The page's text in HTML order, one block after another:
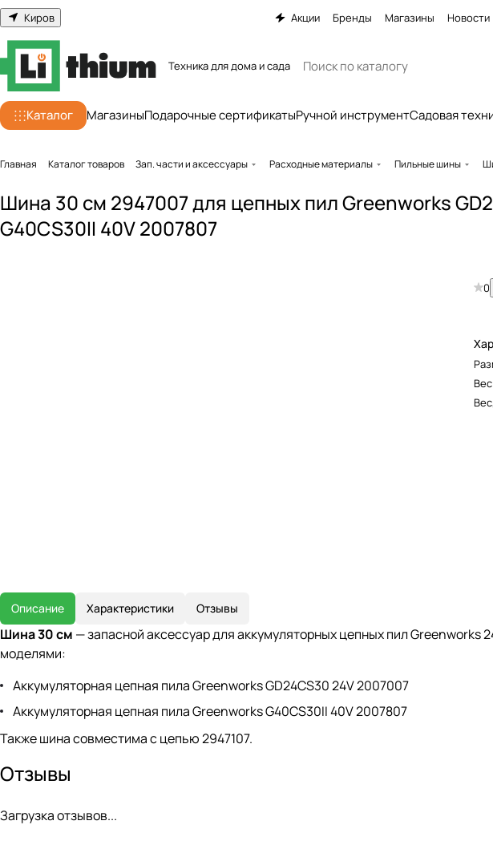
Киров Акции Бренды Магазины Новости
Техника для дома и сада
Каталог МагазиныПодарочные сертификатыРучной инструментСадовая
Главная Каталог товаров Зап. части и аксессуары Расходные материалы Пильные шины
Шина 30 см 2947007 для цепных пил Greenworks
G40CS30II 40V 2007807
0
Описание Характеристики Отзывы
Шина 30 см — запасной аксессуар для аккумуляторных цепных пил
моделями:
Аккумуляторная цепная пила Greenworks GD24CS30 24V 2007007
Аккумуляторная цепная пила Greenworks G40CS30II 40V 2007807
Также шина совместима с цепью 2947107.
Отзывы
Загрузка отзывов...